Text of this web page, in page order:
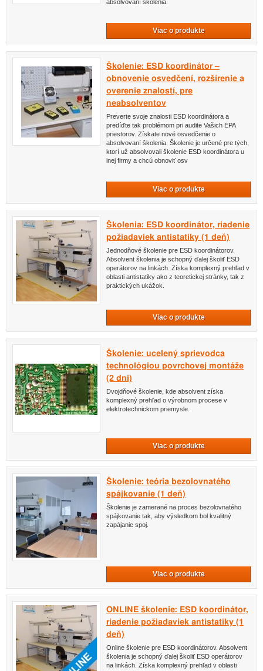
absolvovaní školenia.
Viac o produkte
Školenie: ESD koordinátor –
obnovenie osvedčení, rozšírenie a
overenie znalostí, pre
neabsolventov
Preverte svoje znalosti ESD koordinátora a
predíďte tak problémom pri audite Vašich EPA
priestorov. Získate nové osvedčenie o
absolvovaní školenia. Školenie je určené pre tých,
ktorí už absolvovali školenie ESD koordinátora u
inej firmy a chcú obnoviť osv
Viac o produkte
Školenia: ESD koordinátor, riadenie
požiadaviek antistatiky (1 deň)
Jednodňové školenie pre ESD koordinátorov.
Absolvent školenia je schopný ďalej školiť ESD
operátorov na linkách. Získa komplexný prehľad v
oblasti antistatiky ako z teoretickej stránky, tak z
praktických ukážok.
Viac o produkte
Školenie: ucelený sprievodca
technológiou povrchovej montáže
(2 dni)
Dvojdňové školenie, kde absolvent získa
komplexný prehľad o výrobnom procese v
elektrotechnickom priemysle.
Viac o produkte
Školenie: teória bezolovnatého
spájkovanie (1 deň)
Školenie je zamerané na proces bezolovnatého
spájkovanie tak, aby výsledkom bol kvalitný
zapájanie spoj.
Viac o produkte
ONLINE školenie: ESD koordinátor,
riadenie požiadaviek antistatiky (1
deň)
Online školenie pre ESD koordinátorov. Absolvent
školenia je schopný ďalej školiť ESD operátorov
na linkách. Získa komplexný prehľad v oblasti